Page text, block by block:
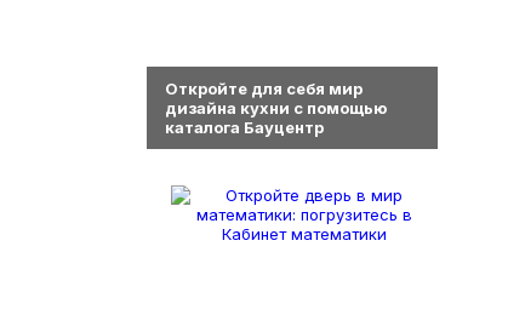
Откройте для себя мир
дизайна кухни с помощью
каталога Бауцентр